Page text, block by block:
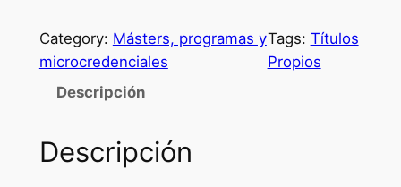
g
o
Category: Másters, programas y
microcredenciales
Tags: Títulos
Propios
Descripción
Descripción